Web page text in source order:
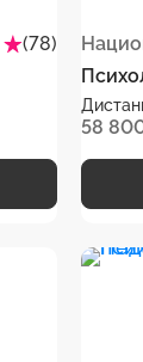
(78)
58